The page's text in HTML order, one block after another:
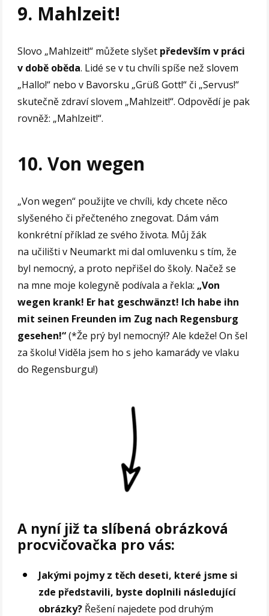
9. Mahlzeit!
Slovo „Mahlzeit!“ můžete slyšet především v práci
v době oběda. Lidé se v tu chvíli spíše než slovem
„Hallo!“ nebo v Bavorsku „Grüß Gott!“ či „Servus!“
skutečně zdraví slovem „Mahlzeit!“. Odpovědí je pak
rovněž: „Mahlzeit!“.
10. Von wegen
„Von wegen“ použijte ve chvíli, kdy chcete něco
slyšeného či přečteného znegovat. Dám vám
konkrétní příklad ze svého života. Můj žák
na učilišti v Neumarkt mi dal omluvenku s tím, že
byl nemocný, a proto nepřišel do školy. Načež se
na mne moje kolegyně podívala a řekla:„Von
wegen krank! Er hat geschwänzt! Ich habe ihn
mit seinen Freunden im Zug nach Regensburg
gesehen!“(*Že prý byl nemocný!? Ale kdeže! On šel
za školu! Viděla jsem ho s jeho kamarády ve vlaku
do Regensburgu!)
A nyní již ta slíbená obrázková
procvičovačka pro vás:
Jakými pojmy z těch deseti, které jsme si
zde představili, byste doplnili následující
obrázky? Řešení najedete pod druhým